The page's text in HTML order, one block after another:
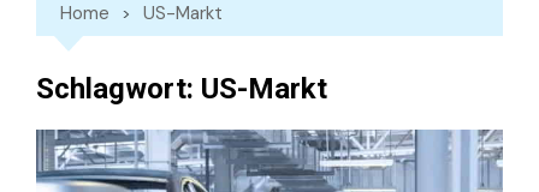
Home US-Markt
Schlagwort: US-Markt